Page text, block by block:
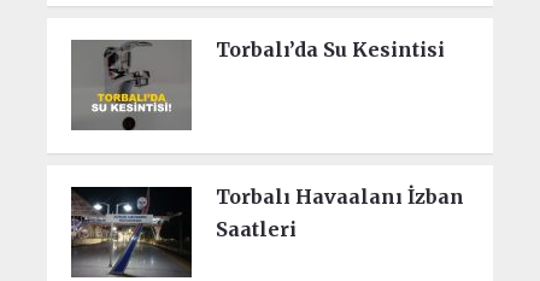
Torbalı’da Su Kesintisi
Torbalı Havaalanı İzban
Saatleri